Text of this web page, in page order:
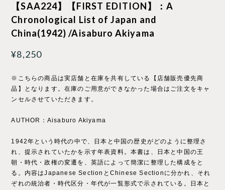
【SAA224】【FIRST EDITION】：A
Chronological List of Japan and
China(1942) /Aisaburo Akiyama
¥8,250
※こちらの商品は実店舗と在庫を共有している【店舗販売優先商
品】となります。在庫のご用意ができなかった場合はご注文をキャ
ンセルさせていただきます。
AUTHOR：Aisaburo Akiyama
1942年という時代の中で、日本と中国の歴史がどのように整理さ
れ、提示されていたかを示す年表資料。本書は、日本と中国の王
朝・時代・政権の変遷を、英語によって簡潔に整理した構成をと
る。内容はJapanese SectionとChinese Sectionに分かれ、それ
ぞれの統治者・時代区分・年代が一覧形式で示されている。日本と